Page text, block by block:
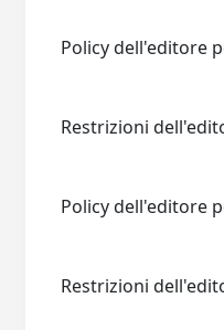
Policy dell'editore
Restrizioni
Policy dell'editore
Restrizioni